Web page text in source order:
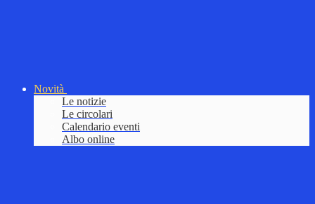
Novità
Le notizie
Le circolari
Calendario eventi
Albo online